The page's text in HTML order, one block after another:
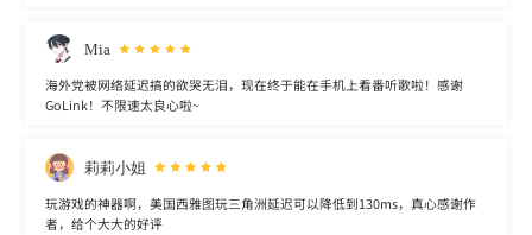
Mia
海外党被网络延迟搞的欲哭无泪，现在终于能在手机上看番听歌啦！感谢
GoLink！不限速太良心啦~
莉莉小姐
玩游戏的神器啊，美国西雅图玩三角洲延迟可以降低到130ms，真心感谢作
者，给个大大的好评